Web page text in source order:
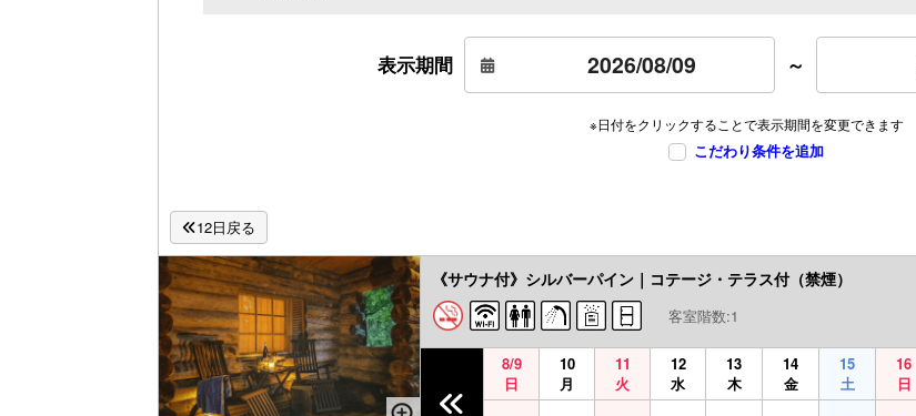
表示期間 ～
※日付をクリックすることで表示期間を変更できます
こだわり条件を追加
12日戻る
《サウナ付》シルバーパイン｜コテージ・テラス付（禁煙）
客室階数:1
8/9
日
10
月
11
火
12
水
13
木
14
金
15
土
16
日